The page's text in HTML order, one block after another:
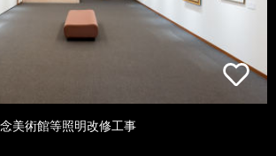
美術館等照明改修工事